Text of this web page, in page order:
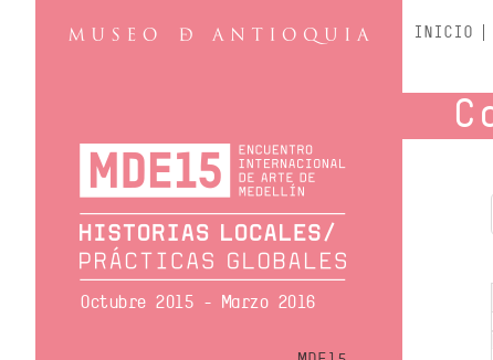
Octubre 2015 - Marzo 2016
INICIO